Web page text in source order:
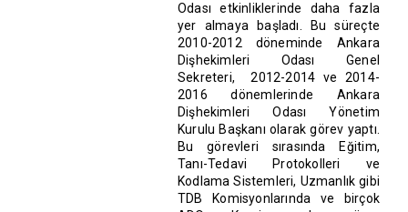
Odası etkinliklerinde daha fazla
yer almaya başladı. Bu süreçte
2010-2012 döneminde Ankara
Dişhekimleri Odası Genel
Sekreteri, 2012-2014 ve 2014-
2016 dönemlerinde Ankara
Dişhekimleri Odası Yönetim
Kurulu Başkanı olarak görev yaptı.
Bu görevleri sırasında Eğitim,
Tanı-Tedavi Protokolleri ve
Kodlama Sistemleri, Uzmanlık gibi
TDB Komisyonlarında ve birçok